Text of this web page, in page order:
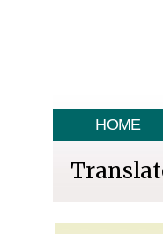
HOME